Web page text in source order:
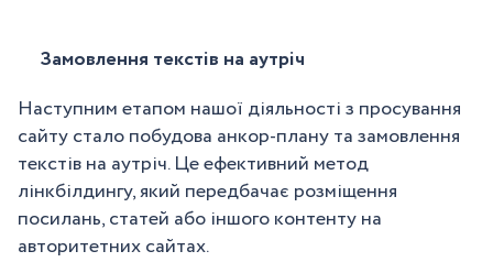
Замовлення текстів на аутріч
Наступним етапом нашої діяльності з просування
сайту стало побудова анкор-плану та замовлення
текстів на аутріч. Це ефективний метод
лінкбілдингу, який передбачає розміщення
посилань, статей або іншого контенту на
авторитетних сайтах.